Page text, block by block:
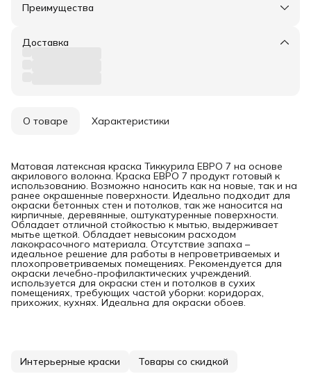
Преимущества
Оплата частями в Сплит
Удобный возврат
Доставка
О товаре Характеристики
Матовая латексная краска Тиккурила ЕВРО 7 на основе
акрилового волокна. Краска ЕВРО 7 продукт готовый к
использованию. Возможно наносить как на новые, так и на
ранее окрашенные поверхности. Идеально подходит для
окраски бетонных стен и потолков, так же наносится на
кирпичные, деревянные, оштукатуренные поверхности.
Обладает отличной стойкостью к мытью, выдерживает
мытье щеткой. Обладает невысоким расходом
лакокрасочного материала. Отсутствие запаха –
идеальное решение для работы в непроветриваемых и
плохопроветриваемых помещениях. Рекомендуется для
окраски лечебно-профилактических учреждений.
используется для окраски стен и потолков в сухих
помещениях, требующих частой уборки: коридорах,
прихожих, кухнях. Идеальна для окраски обоев.
Интерьерные краски Товары со скидкой